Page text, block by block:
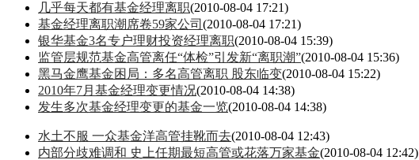
几乎每天都有基金经理离职(2010-08-04 17:21)
基金经理离职潮席卷59家公司 (2010-08-04 17:21)
银华基金3名专户理财投资经理离职(2010-08-04 15:39)
监管层规范基金高管离任“体检”引发新“离职潮”(2010-08-04 15:36)
黑马金鹰基金困局：多名高管离职 股东临变(2010-08-04 15:22)
2010年7月基金经理变更情况(2010-08-04 14:38)
发生多次基金经理变更的基金一览(2010-08-04 14:38)
水土不服 一众基金洋高管挂靴而去(2010-08-04 12:43)
内部分歧难调和 史上任期最短高管或花落万家基金(2010-08-04 12:42)